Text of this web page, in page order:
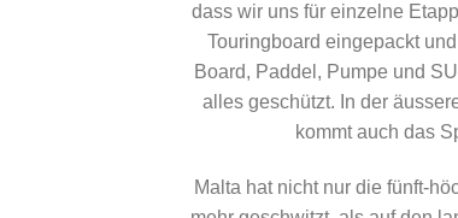
dass wir uns für einzelne
Touringboard eingepackt
Board, Paddel, Pumpe und
alles geschützt. In der
kommt auch das
Malta hat nicht nur die fünft-